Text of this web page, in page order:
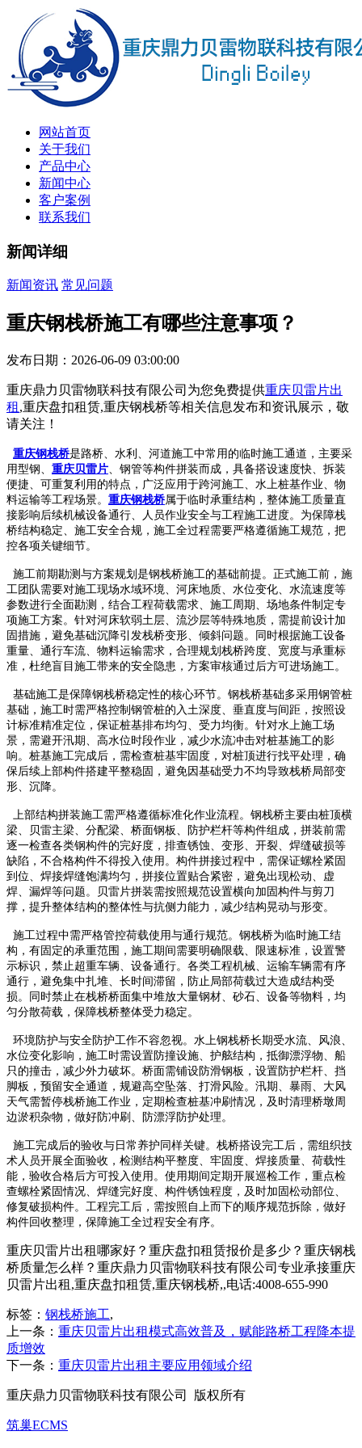
网站首页
关于我们
产品中心
新闻中心
客户案例
联系我们
新闻详细
新闻资讯 常见问题
重庆钢栈桥施工有哪些注意事项？
发布日期：2026-06-09 03:00:00
重庆鼎力贝雷物联科技有限公司为您免费提供重庆贝雷片出
租 ,重庆盘扣租赁,重庆钢栈桥等相关信息发布和资讯展示，敬
请关注！
重庆钢栈桥是路桥、水利、河道施工中常用的临时施工通道，主要采
用型钢、 重庆贝雷片、钢管等构件拼装而成，具备搭设速度快、拆装
便捷、可重复利用的特点，广泛应用于跨河施工、水上桩基作业、物
料运输等工程场景。 重庆钢栈桥属于临时承重结构，整体施工质量直
接影响后续机械设备通行、人员作业安全与工程施工进度。为保障栈
桥结构稳定、施工安全合规，施工全过程需要严格遵循施工规范，把
控各项关键细节。
施工前期勘测与方案规划是钢栈桥施工的基础前提。正式施工前，施
工团队需要对施工现场水域环境、河床地质、水位变化、水流速度等
参数进行全面勘测，结合工程荷载需求、施工周期、场地条件制定专
项施工方案。针对河床软弱土层、流沙层等特殊地质，需提前设计加
固措施，避免基础沉降引发栈桥变形、倾斜问题。同时根据施工设备
重量、通行车流、物料运输需求，合理规划栈桥跨度、宽度与承重标
准，杜绝盲目施工带来的安全隐患，方案审核通过后方可进场施工。
基础施工是保障钢栈桥稳定性的核心环节。钢栈桥基础多采用钢管桩
基础，施工时需严格控制钢管桩的入土深度、垂直度与间距，按照设
计标准精准定位，保证桩基排布均匀、受力均衡。针对水上施工场
景，需避开汛期、高水位时段作业，减少水流冲击对桩基施工的影
响。桩基施工完成后，需检查桩基牢固度，对桩顶进行找平处理，确
保后续上部构件搭建平整稳固，避免因基础受力不均导致栈桥局部变
形、沉降。
上部结构拼装施工需严格遵循标准化作业流程。钢栈桥主要由桩顶横
梁、贝雷主梁、分配梁、桥面钢板、防护栏杆等构件组成，拼装前需
逐一检查各类钢构件的完好度，排查锈蚀、变形、开裂、焊缝破损等
缺陷，不合格构件不得投入使用。构件拼接过程中，需保证螺栓紧固
到位、焊接焊缝饱满均匀，拼接位置贴合紧密，避免出现松动、虚
焊、漏焊等问题。贝雷片拼装需按照规范设置横向加固构件与剪刀
撑，提升整体结构的整体性与抗侧力能力，减少结构晃动与形变。
施工过程中需严格管控荷载使用与通行规范。钢栈桥为临时施工结
构，有固定的承重范围，施工期间需要明确限载、限速标准，设置警
示标识，禁止超重车辆、设备通行。各类工程机械、运输车辆需有序
通行，避免集中扎堆、长时间滞留，防止局部荷载过大造成结构受
损。同时禁止在栈桥桥面集中堆放大量钢材、砂石、设备等物料，均
匀分散荷载，保障栈桥整体受力稳定。
环境防护与安全防护工作不容忽视。水上钢栈桥长期受水流、风浪、
水位变化影响，施工时需设置防撞设施、护舷结构，抵御漂浮物、船
只的撞击，减少外力破坏。桥面需铺设防滑钢板，设置防护栏杆、挡
脚板，预留安全通道，规避高空坠落、打滑风险。汛期、暴雨、大风
天气需暂停栈桥施工作业，定期检查桩基冲刷情况，及时清理桥墩周
边淤积杂物，做好防冲刷、防漂浮防护处理。
施工完成后的验收与日常养护同样关键。栈桥搭设完工后，需组织技
术人员开展全面验收，检测结构平整度、牢固度、焊接质量、荷载性
能，验收合格后方可投入使用。使用期间定期开展巡检工作，重点检
查螺栓紧固情况、焊缝完好度、构件锈蚀程度，及时加固松动部位、
修复破损构件。工程完工后，需按照自上而下的顺序规范拆除，做好
构件回收整理，保障施工全过程安全有序。
重庆贝雷片出租哪家好？重庆盘扣租赁报价是多少？重庆钢栈
桥质量怎么样？重庆鼎力贝雷物联科技有限公司专业承接重庆
贝雷片出租,重庆盘扣租赁,重庆钢栈桥,,电话:4008-655-990
标签： 钢栈桥施工,
上一条： 重庆贝雷片出租模式高效普及，赋能路桥工程降本提
质增效
下一条： 重庆贝雷片出租主要应用领域介绍
重庆鼎力贝雷物联科技有限公司 版权所有
筑巢ECMS